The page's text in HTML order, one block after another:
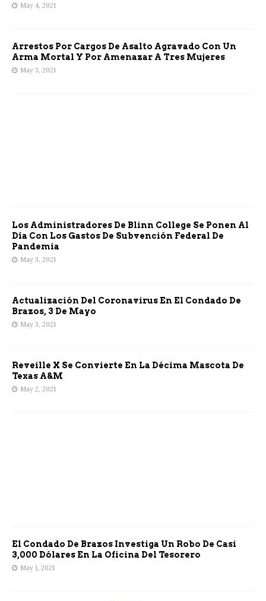
May 4, 2021
Arrestos Por Cargos De Asalto Agravado Con Un
Arma Mortal Y Por Amenazar A Tres Mujeres
May 3, 2021
Los Administradores De Blinn College Se Ponen Al
Día Con Los Gastos De Subvención Federal De
Pandemia
May 3, 2021
Actualización Del Coronavirus En El Condado De
Brazos, 3 De Mayo
May 3, 2021
Reveille X Se Convierte En La Décima Mascota De
Texas A&M
May 2, 2021
El Condado De Brazos Investiga Un Robo De Casi
3,000 Dólares En La Oficina Del Tesorero
May 1, 2021